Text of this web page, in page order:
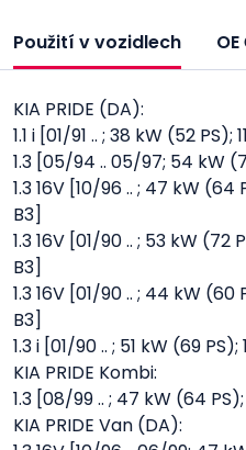
Použití v vozidlech
KIA PRIDE (DA):
1.1 i [01/91 .. ; 38 kW (52
1.3 [05/94 .. 05/97; 54 kW
1.3 16V [10/96 .. ; 47 kW
B3]
1.3 16V [01/90 .. ; 53 kW
B3]
1.3 16V [01/90 .. ; 44 kW
B3]
1.3 i [01/90 .. ; 51 kW (69
KIA PRIDE Kombi:
1.3 [08/99 .. ; 47 kW (64
KIA PRIDE Van (DA):